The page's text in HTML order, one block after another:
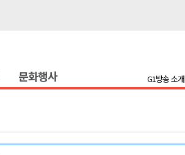
문화행사 G1방송 소개